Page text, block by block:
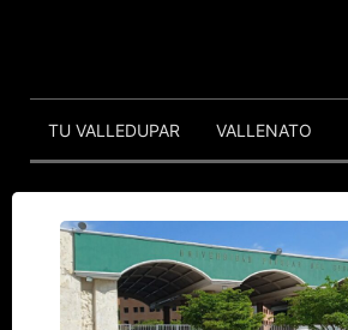
TU VALLEDUPAR VALLENATO